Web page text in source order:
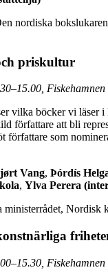
nordiska
priskultur
Fiskehamnen
vilka böcker vi läser
författare att bli
författare som
Vang, Þórdís
, Ylva Perera
ministerrådet, Nordisk
Fiskehamnen